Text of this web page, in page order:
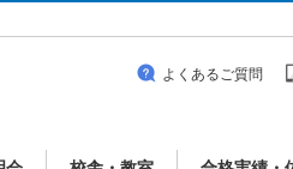
よくあるご質問